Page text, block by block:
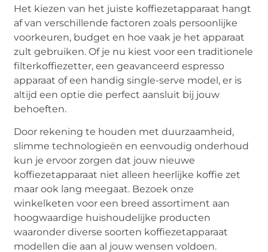
Het kiezen van het juiste koffiezetapparaat hangt
af van verschillende factoren zoals persoonlijke
voorkeuren, budget en hoe vaak je het apparaat
zult gebruiken. Of je nu kiest voor een traditionele
filterkoffiezetter, een geavanceerd espresso
apparaat of een handig single-serve model, er is
altijd een optie die perfect aansluit bij jouw
behoeften.
Door rekening te houden met duurzaamheid,
slimme technologieën en eenvoudig onderhoud
kun je ervoor zorgen dat jouw nieuwe
koffiezetapparaat niet alleen heerlijke koffie zet
maar ook lang meegaat. Bezoek onze
winkelketen voor een breed assortiment aan
hoogwaardige huishoudelijke producten
waaronder diverse soorten koffiezetapparaat
modellen die aan al jouw wensen voldoen.